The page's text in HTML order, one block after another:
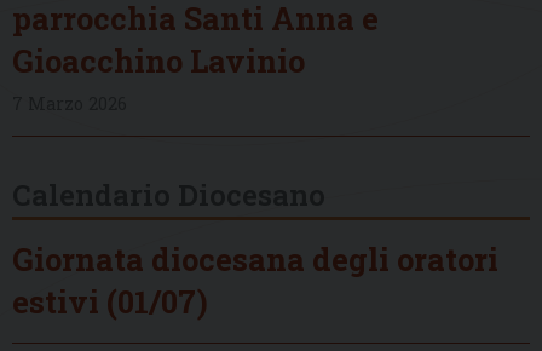
parrocchia Santi Anna e
Gioacchino Lavinio
Giornata diocesana degli oratori
estivi (01/07)